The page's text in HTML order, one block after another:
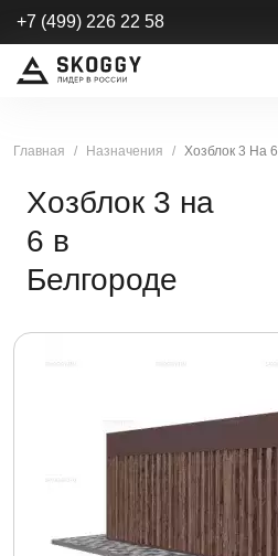
+7 (499) 226 22 58
Главная Назначения Хозблок 3 На 6
Хозблок 3 на
6 в
Белгороде